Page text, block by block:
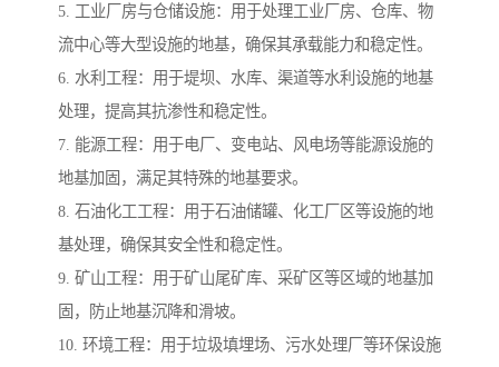
5. 工业厂房与仓储设施：用于处理工业厂房、仓库、物
流中心等大型设施的地基，确保其承载能力和稳定性。
6. 水利工程：用于堤坝、水库、渠道等水利设施的地基
处理，提高其抗渗性和稳定性。
7. 能源工程：用于电厂、变电站、风电场等能源设施的
地基加固，满足其特殊的地基要求。
8. 石油化工工程：用于石油储罐、化工厂区等设施的地
基处理，确保其安全性和稳定性。
9. 矿山工程：用于矿山尾矿库、采矿区等区域的地基加
固，防止地基沉降和滑坡。
10. 环境工程：用于垃圾填埋场、污水处理厂等环保设施